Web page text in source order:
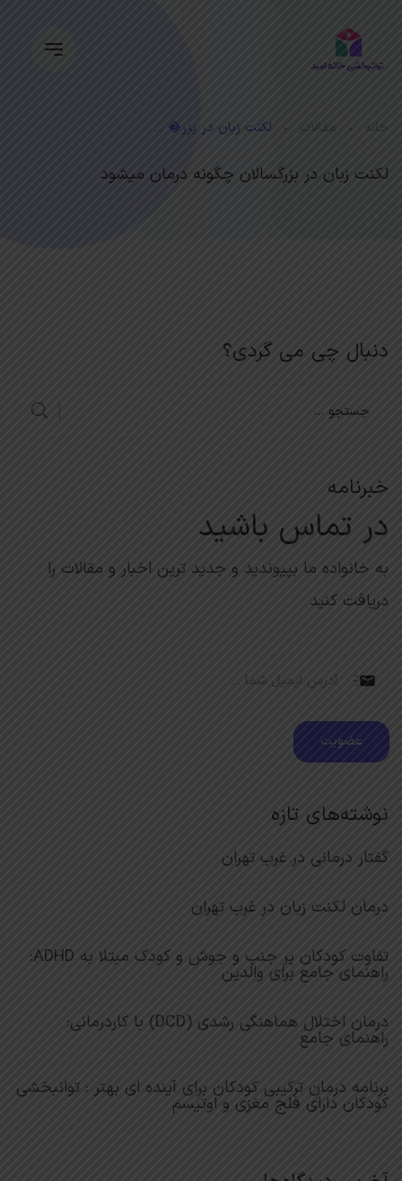
خانه مقالات لکنت زبان در بزر� ...
لکنت زبان در بزرگسالان چگونه درمان میشود
دنبال چی می گردی؟
خبرنامه
در تماس باشید
به خانواده ما بپیوندید و جدید ترین اخبار و مقالات را
دریافت کنید
نوشته‌های تازه
گفتار درمانی در غرب تهران
درمان لکنت زبان در غرب تهران
تفاوت کودکان پر جنب و جوش و کودک مبتلا به ADHD:
راهنمای جامع برای والدین
درمان اختلال هماهنگی رشدی (DCD) با کاردرمانی:
راهنمای جامع
برنامه درمان ترکیبی کودکان برای آینده‌ ای بهتر : توانبخشی
کودکان دارای فلج مغزی و اوتیسم